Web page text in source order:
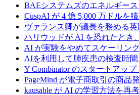
BAEシステムズのエネルギー
CuspAI が 4 億 5,000 万ドルを
ヴァランス卿が議長を務める
ハリウッドが AI を恐れたとき
AI が実験をやめてスケーリン
AIを利用して肺疾患の検査時
Y Combinator のスタートアッ
PageMind が電子商取引の商品
kausable が AI の学習方法を再